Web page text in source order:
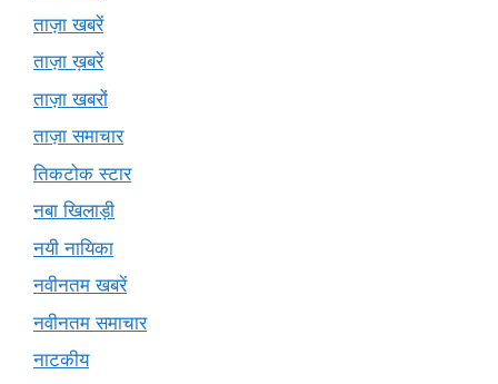
ताज़ा खबरें
ताज़ा ख़बरें
ताज़ा खबरों
ताज़ा समाचार
तिकटोक स्टार
नबा खिलाड़ी
नयी नायिका
नवीनतम खबरें
नवीनतम समाचार
नाटकीय